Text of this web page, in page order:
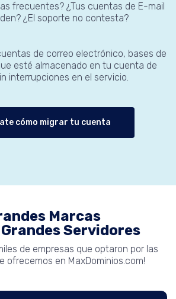
frecuentes? ¿Tus cuentas de E-mail
¿El soporte no contesta?
de correo electrónico, bases de
esté almacenado en tu cuenta de
interrupciones en el servicio.
cómo migrar tu cuenta
Marcas
Servidores
de empresas que optaron por las
ofrecemos en MaxDominios.com!